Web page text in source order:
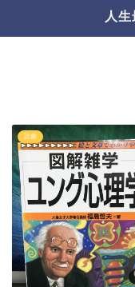
人
読書